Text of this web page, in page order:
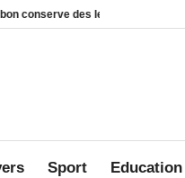
leviers juridiques Des
Sport Education